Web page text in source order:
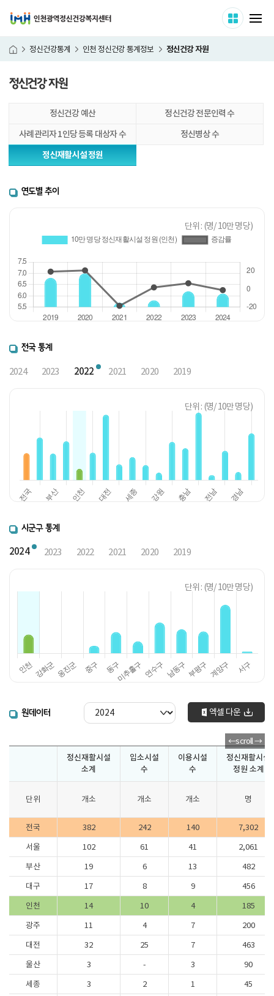
사이트
홈 정신건강통계 인천 정신건강 통계정보 정신건강 자원
정신건강 자원
작
정신건강 예산
정신건강 전문인력 수
사례관리자 1인당 등록 대상자 수
정신병상 수
정신재활시설 정원
연도별 추이
단위 : (명/ 10만 명당)
전국 통계
2024 2023 2022 2021 2020 2019
단위 : (명/ 10만 명당)
시군구 통계
2024 2023 2022 2021 2020 2019
단위 : (명/ 10만 명당)
원데이터 엑셀 다운
정신재활시설
소계
입소시설
수
이용시설
수
정신재활시설
정원 소계
단위 개소 개소 개소 명
전국 382 242 140
7,302
서울
102 61 41
2,061
부산
19 6 13
482
대구
17 8 9
456
인천
14 10 4
185
광주
11 4 7
200
대전
32 25 7
463
울산
3 - 3
90
세종
3 2 1
45